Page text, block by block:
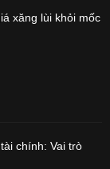
xăng lùi khỏi mốc
chính: Vai trò